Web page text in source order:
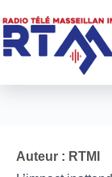
au
contenu
Auteur : RTMI